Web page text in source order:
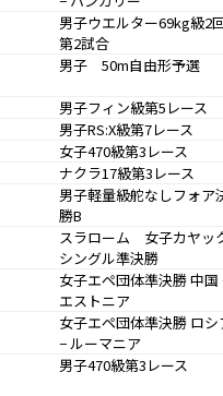
男子ウエルター69kg級2
第2試合
男子 50m自由形予選
男子フィン級第5レース
男子RS:X級第7レース
女子470級第3レース
ナクラ17級第3レース
男子軽量級舵なしフォア
勝B
スラローム 女子カヤッ
シングル準決勝
女子エペ団体準決勝 中国
エストニア
女子エペ団体準決勝 ロシ
− ルーマニア
男子470級第3レース